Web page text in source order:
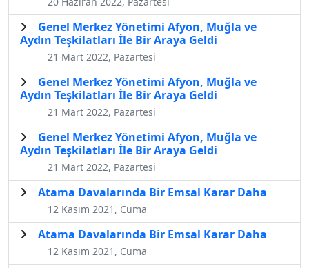
Genel Merkez Yönetimi Afyon, Muğla ve
Aydın Teşkilatları İle Bir Araya Geldi
21 Mart 2022, Pazartesi
Genel Merkez Yönetimi Afyon, Muğla ve
Aydın Teşkilatları İle Bir Araya Geldi
21 Mart 2022, Pazartesi
Genel Merkez Yönetimi Afyon, Muğla ve
Aydın Teşkilatları İle Bir Araya Geldi
21 Mart 2022, Pazartesi
Atama Davalarında Bir Emsal Karar Daha
12 Kasım 2021, Cuma
Atama Davalarında Bir Emsal Karar Daha
12 Kasım 2021, Cuma